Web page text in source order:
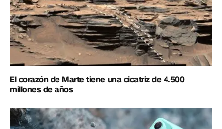
El corazón de Marte tiene una cicatriz de 4.500
millones de años